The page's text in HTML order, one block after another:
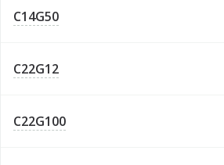
C14G50
C22G12
C22G100